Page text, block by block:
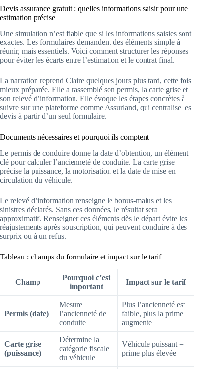
Devis assurance gratuit : quelles informations saisir pour une
estimation précise
Une simulation n’est fiable que si les informations saisies sont
exactes. Les formulaires demandent des éléments simple à
réunir, mais essentiels. Voici comment structurer les réponses
pour éviter les écarts entre l’estimation et le contrat final.
La narration reprend Claire quelques jours plus tard, cette fois
mieux préparée. Elle a rassemblé son permis, la carte grise et
son relevé d’information. Elle évoque les étapes concrètes à
suivre sur une plateforme comme Assurland, qui centralise les
devis à partir d’un seul formulaire.
Documents nécessaires et pourquoi ils comptent
Le permis de conduire donne la date d’obtention, un élément
clé pour calculer l’ancienneté de conduite. La carte grise
précise la puissance, la motorisation et la date de mise en
circulation du véhicule.
Le relevé d’information renseigne le bonus-malus et les
sinistres déclarés. Sans ces données, le résultat sera
approximatif. Renseigner ces éléments dès le départ évite les
réajustements après souscription, qui peuvent conduire à des
surprix ou à un refus.
Tableau : champs du formulaire et impact sur le tarif
Champ
Pourquoi c’est
important
Impact sur le tarif
Permis (date)
Mesure
l’ancienneté de
conduite
Plus l’ancienneté est
faible, plus la prime
augmente
Carte grise
(puissance)
Détermine la
catégorie fiscale
du véhicule
Véhicule puissant =
prime plus élevée